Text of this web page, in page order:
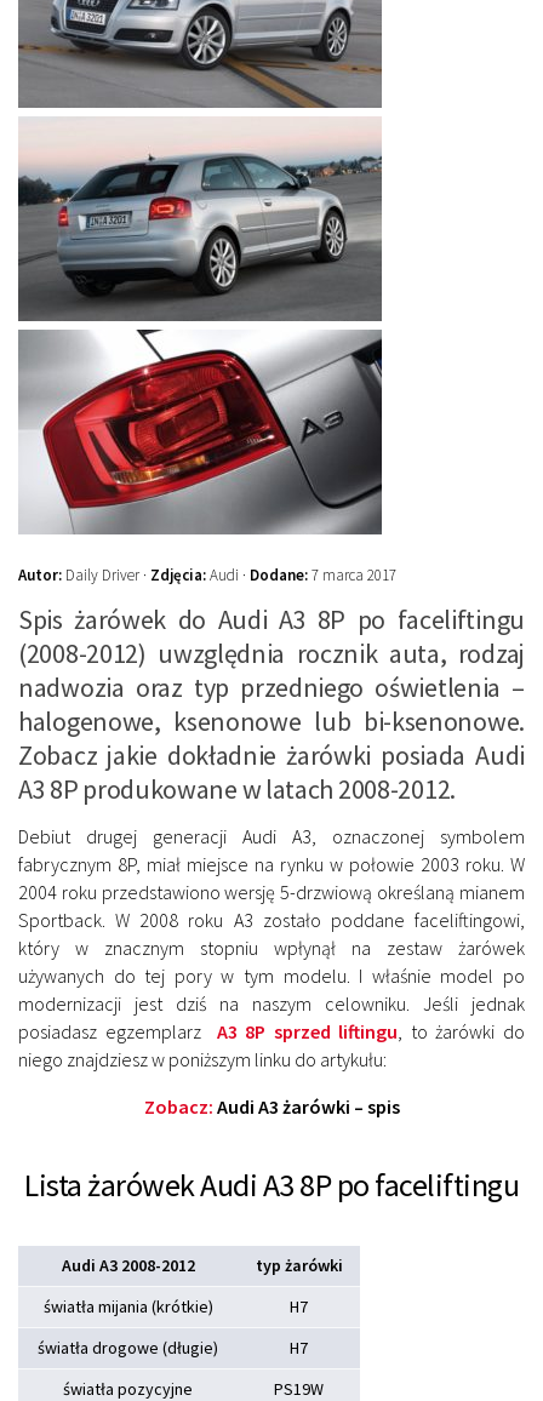
Autor: Daily Driver · Zdjęcia:Audi · Dodane:7 marca 2017
Spis żarówek do Audi A3 8P po faceliftingu
(2008-2012) uwzględnia rocznik auta, rodzaj
nadwozia oraz typ przedniego oświetlenia –
halogenowe, ksenonowe lub bi-ksenonowe.
Zobacz jakie dokładnie żarówki posiada Audi
A3 8P produkowane w latach 2008-2012.
Debiut drugej generacji Audi A3, oznaczonej symbolem
fabrycznym 8P, miał miejsce na rynku w połowie 2003 roku. W
2004 roku przedstawiono wersję 5-drzwiową określaną mianem
Sportback. W 2008 roku A3 zostało poddane faceliftingowi,
który w znacznym stopniu wpłynął na zestaw żarówek
używanych do tej pory w tym modelu. I właśnie model po
modernizacji jest dziś na naszym celowniku. Jeśli jednak
posiadasz egzemplarz A3 8P sprzed liftingu , to żarówki do
niego znajdziesz w poniższym linku do artykułu:
Zobacz: Audi A3 żarówki – spis
Lista żarówek Audi A3 8P po faceliftingu
Audi A3 2008-2012
typ żarówki
światła mijania (krótkie)
H7
światła drogowe (długie)
H7
światła pozycyjne
PS19W